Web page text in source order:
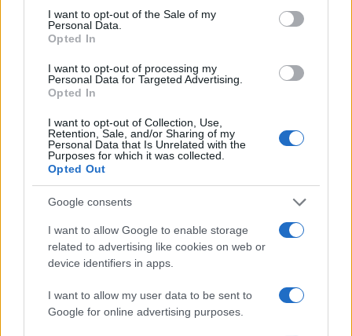
consent section.
I want to opt-out of the Sale of my
Personal Data.
Opted In
I want to opt-out of processing my
Personal Data for Targeted Advertising.
Opted In
I want to opt-out of Collection, Use,
Retention, Sale, and/or Sharing of my
Personal Data that Is Unrelated with the
Purposes for which it was collected.
Opted Out
Google consents
I want to allow Google to enable storage
related to advertising like cookies on web or
device identifiers in apps.
I want to allow my user data to be sent to
Google for online advertising purposes.
PIÙ LETTI
XPENG Partner del Teatro del Silenzio 2026: Veicoli
Elettrici e Musica in Sinfonia
Rilancio degli impianti sciistici in Val Vigezzo, Val
Formazza e Valle Antrona
Scoperte carcasse di moto e motori in container
destinati al Senegal
Muniain brilla in maglia blu e granata.
Nuova Zelanda: ondata di freddo eccezionale porta
neve a bassa quota